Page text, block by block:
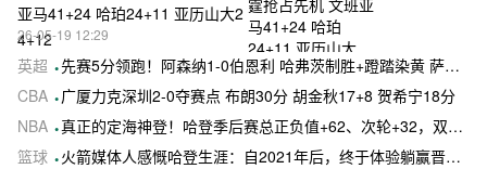
亚马41+24 哈珀24+11 亚历山大2
4+12
26-05-19 12:29
英超
先赛5分领跑！阿森纳1-0伯恩利 哈弗茨制胜+蹬踏染黄 萨卡献助攻
CBA
广厦力克深圳2-0夺赛点 布朗30分 胡金秋17+8 贺希宁18分
NBA 真正的定海神登！哈登季后赛总正负值+62、次轮+32，双数据领跑骑士全队
篮球
火箭媒体人感慨哈登生涯：自2021年后，终于体验躺赢晋级滋味